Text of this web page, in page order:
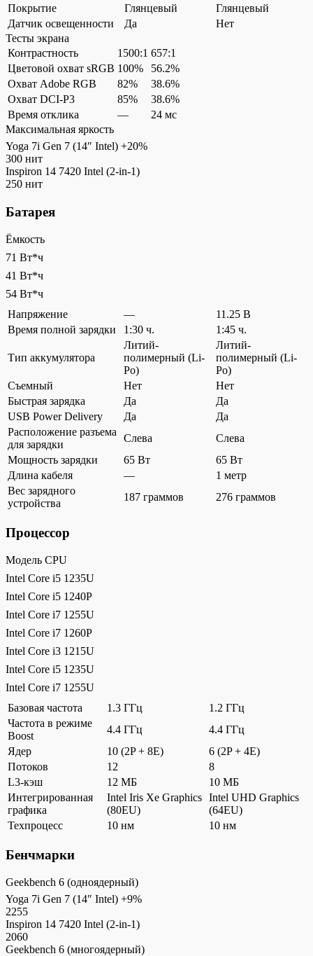
Покрытие
Глянцевый
Глянцевый
Датчик освещенности
Да
Нет
Тесты экрана
Контрастность
1500:1 657:1
Цветовой охват sRGB 100%
56.2%
Охват Adobe RGB
82%
38.6%
Охват DCI-P3
85%
38.6%
Время отклика
—
24 мс
Максимальная яркость
Yoga 7i Gen 7 (14″ Intel) +20%
300 нит
Inspiron 14 7420 Intel (2-in-1)
250 нит
Батарея
Ёмкость
71 Вт*ч
41 Вт*ч
54 Вт*ч
Напряжение
—
11.25 В
Время полной зарядки
1:30 ч. 1:45 ч.
Тип аккумулятора
Литий-
полимерный (Li-
Po)
Литий-
полимерный (Li-
Po)
Съемный
Нет
Нет
Быстрая зарядка
Да
Да
USB Power Delivery
Да
Да
Расположение разъема
для зарядки
Слева
Слева
Мощность зарядки
65 Вт
65 Вт
Длина кабеля
—
1 метр
Вес зарядного
устройства
187 граммов 276 граммов
Процессор
Модель CPU
Intel Core i5 1235U
Intel Core i5 1240P
Intel Core i7 1255U
Intel Core i7 1260P
Intel Core i3 1215U
Intel Core i5 1235U
Intel Core i7 1255U
Базовая частота
1.3 ГГц
1.2 ГГц
Частота в режиме
Boost
4.4 ГГц
4.4 ГГц
Ядер
10 (2P + 8E)
6 (2P + 4E)
Потоков
12
8
L3-кэш
12 МБ
10 МБ
Интегрированная
графика
Intel Iris Xe Graphics
(80EU)
Intel UHD Graphics
(64EU)
Техпроцесс
10 нм 10 нм
Бенчмарки
Geekbench 6 (одноядерный)
Yoga 7i Gen 7 (14″ Intel) +9%
2255
Inspiron 14 7420 Intel (2-in-1)
2060
Geekbench 6 (многоядерный)